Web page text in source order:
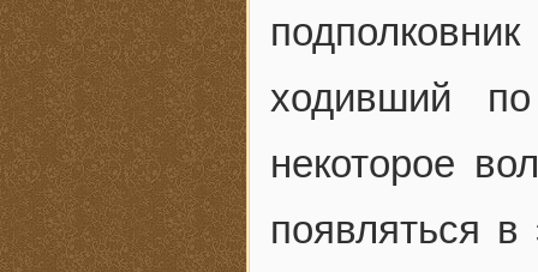
ходивший
некоторое
появляться